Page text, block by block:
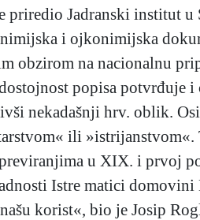
Jadranski institut u
i ojkonimijska
obzirom na nacionalnu
popisa potvrđuje i
nekadašnji hrv. oblik.
ili »istrijanstvom«.
u XIX. i prvoj
Istre matici
korist«, bio je Josip